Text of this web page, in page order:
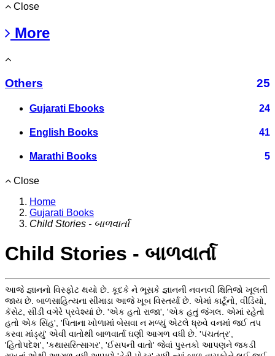
Close
More
Others 25
Gujarati Ebooks 24
English Books 41
Marathi Books 5
Close
Home
Gujarati Books
Child Stories - બાળવાર્તા
Child Stories - બાળવાર્તા
આજે જ્ઞાનનો વિસ્ફોટ થયો છે. કૂદકે ને ભૂસકે જ્ઞાનની નવનવી ક્ષિતિજો ખૂલતી
જાય છે. બાળસાહિત્યના સીમાડા આજે ખૂબ વિસ્તર્યા છે. એમાં કાર્ટૂનો, વીડિયો,
કૅસેટ, સીડી વગેરે પ્રવેશ્યાં છે. 'એક હતો રાજા', 'એક હતું જંગલ. એમાં રહેતો
હતો એક સિંહ', 'પિતાના ખોળામાં બેસવા ન મળ્યું એટલે ધ્રુવે વનમાં જઈ તપ
કરવા માંડ્યું' એવી વાતોથી બાળવાર્તા ઘણી આગળ વધી છે. 'પંચતંત્ર',
'હિતોપદેશ', 'કથાસરિત્સાગર', 'ઈસપની વાતો' જેવાં પુસ્તકો આપણને જકડી